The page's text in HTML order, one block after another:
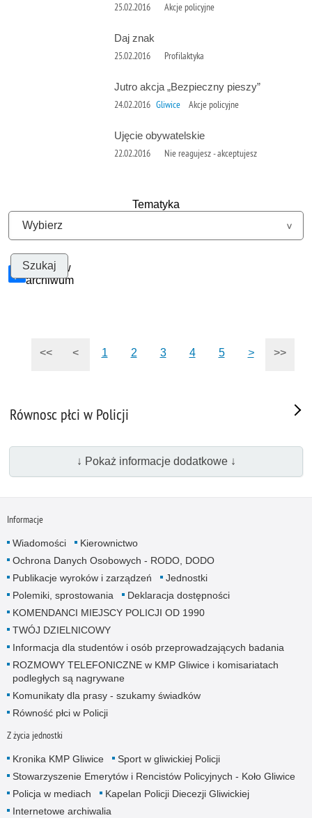
25.02.2016 Akcje policyjne
Daj znak
25.02.2016 Profilaktyka
Jutro akcja „Bezpieczny pieszy”
24.02.2016 Gliwice Akcje policyjne
Ujęcie obywatelskie
22.02.2016 Nie reagujesz - akceptujesz
Tematyka
Szukaj w
archiwum
<< < 1 2 3 4 5 > >>
Równosc płci w Policji
↓ Pokaż informacje dodatkowe ↓
Informacje
Wiadomości
Kierownictwo
Ochrona Danych Osobowych - RODO, DODO
Publikacje wyroków i zarządzeń
Jednostki
Polemiki, sprostowania
Deklaracja dostępności
KOMENDANCI MIEJSCY POLICJI OD 1990
TWÓJ DZIELNICOWY
Informacja dla studentów i osób przeprowadzających badania
ROZMOWY TELEFONICZNE w KMP Gliwice i komisariatach
podległych są nagrywane
Komunikaty dla prasy - szukamy świadków
Równość płci w Policji
Z życia jednostki
Kronika KMP Gliwice
Sport w gliwickiej Policji
Stowarzyszenie Emerytów i Rencistów Policyjnych - Koło Gliwice
Policja w mediach
Kapelan Policji Diecezji Gliwickiej
Internetowe archiwalia